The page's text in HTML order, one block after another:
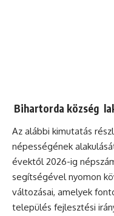
Bihartorda község
Az alábbi kimutatás
népességének
évektől 2026-ig
segítségével nyomon
változásai, amelyek
település fejlesztési